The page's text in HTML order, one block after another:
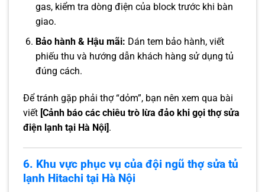
gas, kiểm tra dòng điện của block trước khi bàn
giao.
Bảo hành & Hậu mãi: Dán tem bảo hành, viết
phiếu thu và hướng dẫn khách hàng sử dụng tủ
đúng cách.
Để tránh gặp phải thợ “dỏm”, bạn nên xem qua bài
viết [Cảnh báo các chiêu trò lừa đảo khi gọi thợ sửa
điện lạnh tại Hà Nội].
6. Khu vực phục vụ của đội ngũ thợ sửa tủ
lạnh Hitachi tại Hà Nội